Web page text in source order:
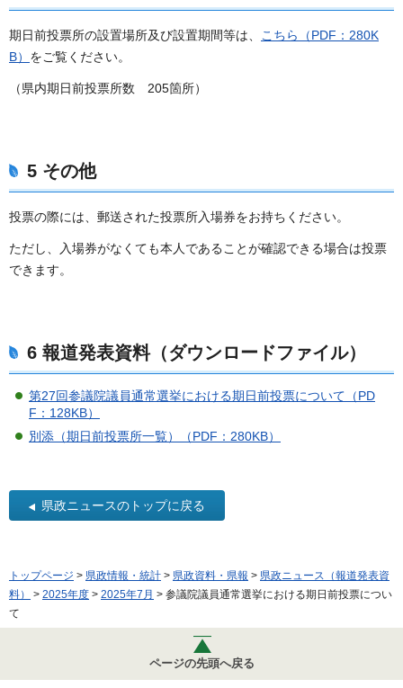
期日前投票所の設置場所及び設置期間等は、
こちら（PDF：280K
B） をご覧ください。
（県内期日前投票所数 205箇所）
5 その他
投票の際には、郵送された投票所入場券をお持ちください。
ただし、入場券がなくても本人であることが確認できる場合は投票
できます。
6 報道発表資料（ダウンロードファイル）
第27回参議院議員通常選挙における期日前投票について（PD
F：128KB）
別添（期日前投票所一覧）（PDF：280KB）
県政ニュースのトップに戻る
トップページ > 県政情報・統計 > 県政資料・県報 > 県政ニュース（報道発表資
料）
> 2025年度 > 2025年7月 > 参議院議員通常選挙における期日前投票につい
て
ページの先頭へ戻る